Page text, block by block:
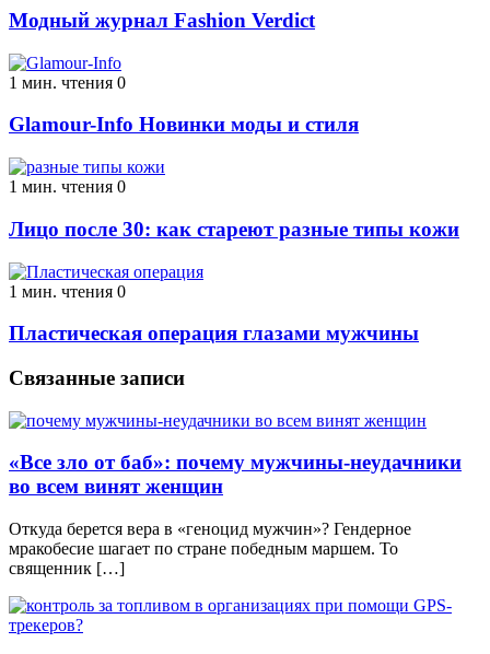
Модный журнал Fashion Verdict
1 мин. чтения 0
Glamour-Info Новинки моды и стиля
1 мин. чтения 0
Лицо после 30: как стареют разные типы кожи
1 мин. чтения 0
Пластическая операция глазами мужчины
Связанные записи
«Все зло от баб»: почему мужчины-неудачники
во всем винят женщин
Откуда берется вера в «геноцид мужчин»? Гендерное
мракобесие шагает по стране победным маршем. То
священник […]